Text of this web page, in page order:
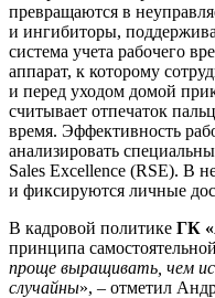
превращаются в
и ингибиторы,
система учета рабочего
аппарат, к которому
и перед уходом домой
считывает отпечаток
время. Эффективность
анализировать
Sales Excellence (RSE). В
и фиксируются личные
В кадровой политике ГК
принципа
проще выращивать, чем
случайны», – отметил